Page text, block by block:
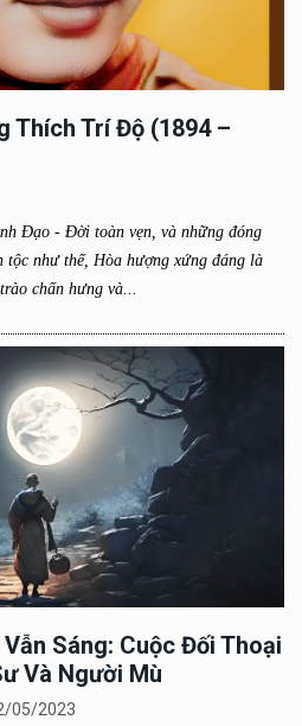
Thích Trí Độ (1894 –
Đạo - Đời toàn vẹn, và những đóng
tộc như thế, Hòa hượng xứng đáng là
chấn hưng và...
Sáng: Cuộc Đối Thoại
Và Người Mù
05/2023